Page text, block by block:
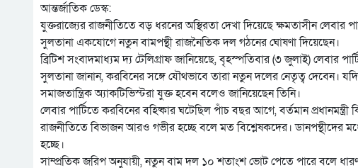
আন্তর্জাতিক ডেস্ক:
যুক্তরাজ্যের রাজনীতিতে বড় ধরনের অস্থিরতা দেখা দিয়েছে ক্ষমতাসীন লেবার
সুলতানা একযোগে নতুন বামপন্থী রাজনৈতিক দল গঠনের ঘোষণা দিয়েছেন।
ব্রিটিশ সংবাদমাধ্যম দ্য টেলিগ্রাফ জানিয়েছে, বৃহস্পতিবার (৩ জুলাই) লেবার
সুলতানা জানান, করবিনের সঙ্গে যৌথভাবে তারা নতুন দলের নেতৃত্ব দেবেন।
সমাজতান্ত্রিক অ্যাকটিভিস্টরা যুক্ত হবেন বলেও জানিয়েছেন তিনি।
লেবার পার্টিতে করবিনের বহিষ্কার ঘটেছিল পাঁচ বছর আগে, বর্তমান
রাজনীতিতে বিভাজন আরও গভীর হচ্ছে বলে মত বিশ্লেষকদের। ডানপন্থীদের
হচ্ছে।
সাম্প্রতিক জরিপ অনুযায়ী, নতুন বাম দল ১০ শতাংশ ভোট পেতে পারে বলে